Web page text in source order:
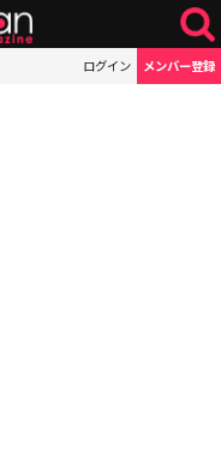
ログイン メンバー登録